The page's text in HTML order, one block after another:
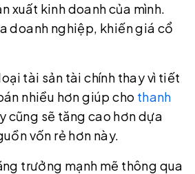
xuất kinh doanh của mình.
doanh nghiệp, khiến giá cổ
tài sản tài chính thay vì tiết
nhiều hơn giúp cho thanh
cũng sẽ tăng cao hơn dựa
vốn rẻ hơn này.
trưởng mạnh mẽ thông qua